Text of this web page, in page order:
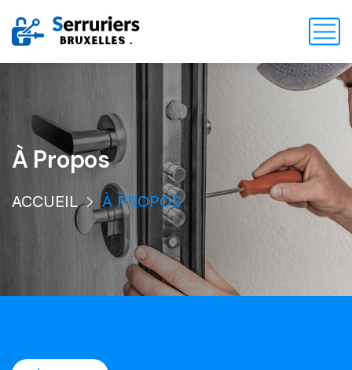
À Propos
ACCUEIL À PROPOS